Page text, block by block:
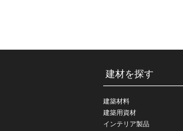
建材を探す
建築材料
建築用資材
インテリア製品